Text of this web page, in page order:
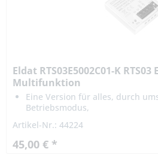
Eldat RTS03E5002C01-K
Multifunktion
Eine Version für alles, durch
Betriebsmodus,
kompatibel zu allen Easywave-
Artikel-Nr.: 44224
45,00 € *